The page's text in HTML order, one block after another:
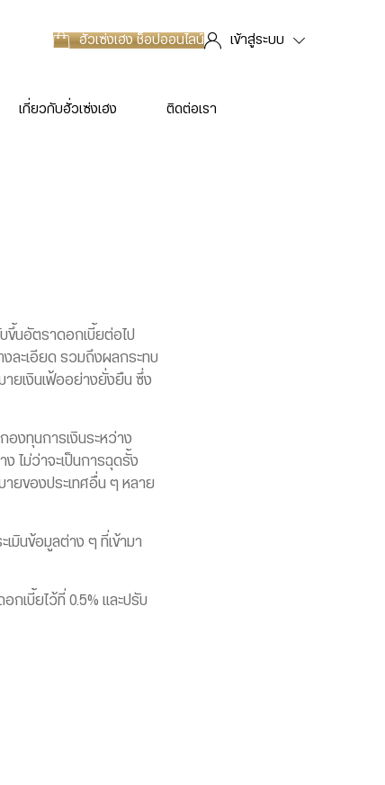
ฮั่วเซ่งเฮงช็อปออนไลน์ เข้าสู่ระบบ
เกี่ยวกับฮั่วเซ่งเฮง ติดต่อเรา
ขึ้นอัตราดอกเบี้ยต่อไป
ละเอียด รวมถึงผลกระทบ
ายเงินเฟ้ออย่างยั่งยืน ซึ่ง
องทุนการเงินระหว่าง
ไม่ว่าจะเป็นการฉุดรั้ง
ยของประเทศอื่น ๆ หลาย
มินข้อมูลต่าง ๆ ที่เข้ามา
เบี้ยไว้ที่ 0.5% และปรับ